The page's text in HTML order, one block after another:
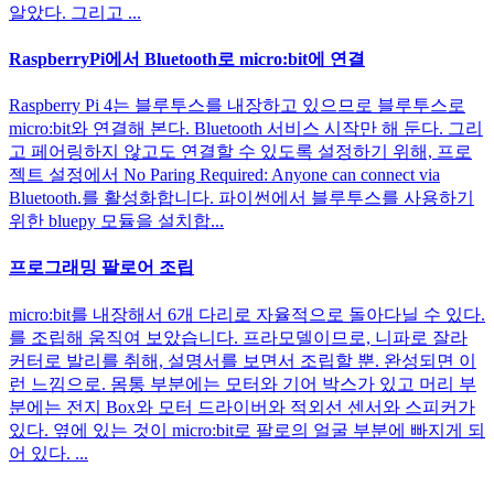
알았다. 그리고 ...
RaspberryPi에서 Bluetooth로 micro:bit에 연결
Raspberry Pi 4는 블루투스를 내장하고 있으므로 블루투스로
micro:bit와 연결해 본다. Bluetooth 서비스 시작만 해 둔다. 그리
고 페어링하지 않고도 연결할 수 있도록 설정하기 위해, 프로
젝트 설정에서 No Paring Required: Anyone can connect via
Bluetooth.를 활성화합니다. 파이썬에서 블루투스를 사용하기
위한 bluepy 모듈을 설치합...
프로그래밍 팔로어 조립
micro:bit를 내장해서 6개 다리로 자율적으로 돌아다닐 수 있다.
를 조립해 움직여 보았습니다. 프라모델이므로, 니파로 잘라
커터로 발리를 취해, 설명서를 보면서 조립할 뿐. 완성되면 이
런 느낌으로. 몸통 부분에는 모터와 기어 박스가 있고 머리 부
분에는 전지 Box와 모터 드라이버와 적외선 센서와 스피커가
있다. 옆에 있는 것이 micro:bit로 팔로의 얼굴 부분에 빠지게 되
어 있다. ...